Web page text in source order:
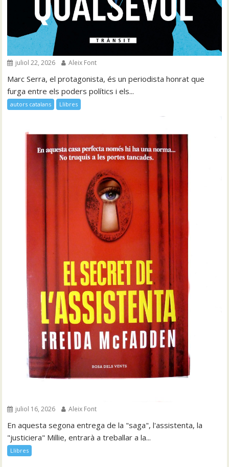
juliol 22, 2026 Aleix Font
Marc Serra, el protagonista, és un periodista honrat que
furga entre els poders polítics i els...
autors catalans Llibres
juliol 16, 2026 Aleix Font
En aquesta segona entrega de la "saga", l'assistenta, la
"justiciera" Millie, entrarà a treballar a la...
Llibres